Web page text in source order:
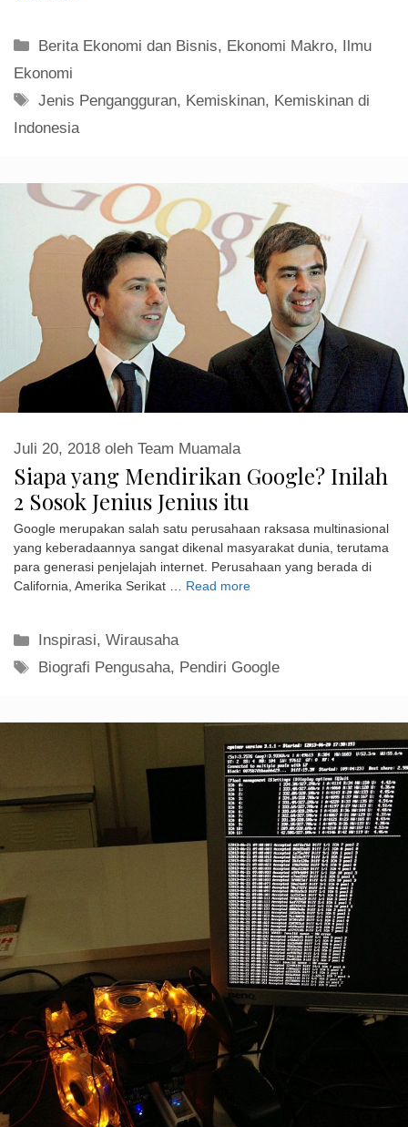
Kategori
Berita Ekonomi dan Bisnis, Ekonomi Makro, Ilmu
Ekonomi
Tag
Jenis Pengangguran, Kemiskinan, Kemiskinan di
Indonesia
Siapa yang Mendirikan Google? Inilah
2 Sosok Jenius Jenius itu
Juli 20, 2018 oleh Team Muamala
Google merupakan salah satu perusahaan raksasa multinasional
yang keberadaannya sangat dikenal masyarakat dunia, terutama
para generasi penjelajah internet. Perusahaan yang berada di
California, Amerika Serikat … Read more
Kategori
Inspirasi,Wirausaha
Tag
Biografi Pengusaha, Pendiri Google